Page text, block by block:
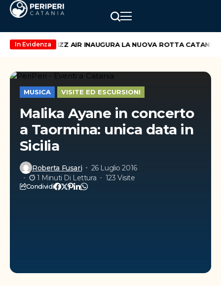
In Evidenza
maggio WIZZ AIR INAUGURA LA NUOVA ROTTA CATANIA –
MUSICA VISITE ED ESCURSIONI
Malika Ayane in concerto
a Taormina: unica data in
Sicilia
Roberta Fusari
26 Luglio 2016
1 Minuti Di Lettura
123 Visite
Condividi